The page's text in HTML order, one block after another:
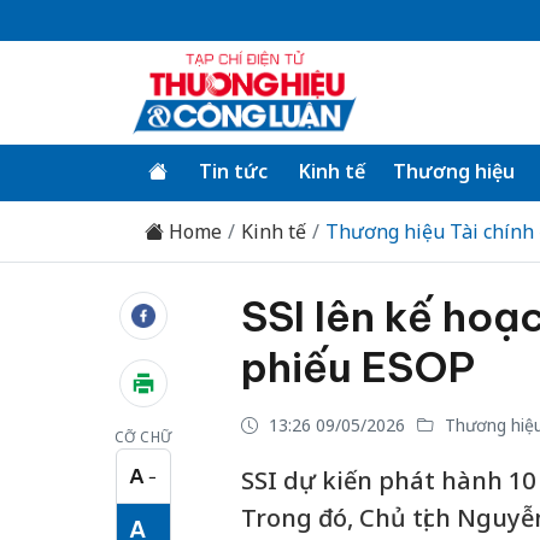
Tin tức Kinh tế Thương hiệu
Home Kinh tế Thương hiệu Tài chính
CỠ CHỮ
A −
Cỡ chữ nhỏ
A
SSI lên kế
phiếu ESOP
13:26 09/05/2026 Thương
SSI dự kiến phát hành
Trong đó, Chủ tịch